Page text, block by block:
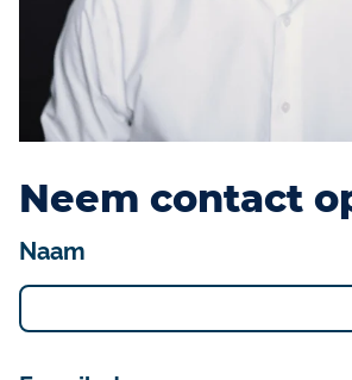
Neem contact
Naam